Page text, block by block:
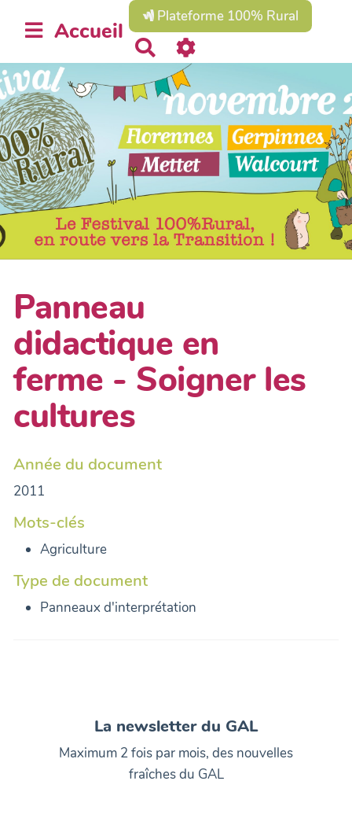
Accueil
Plateforme 100% Rural
e
c
h
e
r
c
r
Panneau
didactique en
ferme - Soigner les
cultures
Année du document
2011
Mots-clés
Agriculture
Type de document
Panneaux d'interprétation
La newsletter du GAL
Maximum 2 fois par mois, des nouvelles
fraîches du GAL